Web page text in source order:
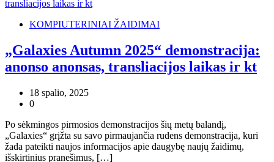
KOMPIUTERINIAI ŽAIDIMAI
„Galaxies Autumn 2025“ demonstracija:
anonso anonsas, transliacijos laikas ir kt
18 spalio, 2025
0
Po sėkmingos pirmosios demonstracijos šių metų balandį,
„Galaxies“ grįžta su savo pirmaujančia rudens demonstracija, kuri
žada pateikti naujos informacijos apie daugybę naujų žaidimų,
išskirtinius pranešimus, […]